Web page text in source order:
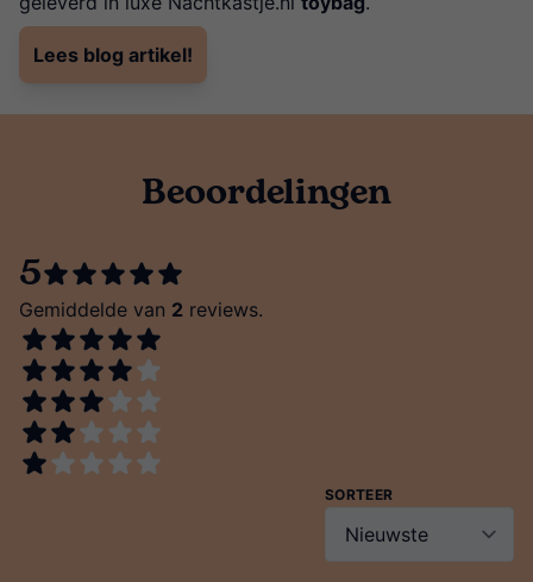
Lees blog artikel!
Beoordelingen
5
Gemiddelde van 2 reviews.
SORTEER